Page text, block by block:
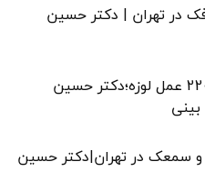
در تهران | دکتر حسین
جراح لوزه کودکان تهران|رکورد2200 عمل لوزه؛دکتر حسین
سمعک در تهران|دکتر حسین